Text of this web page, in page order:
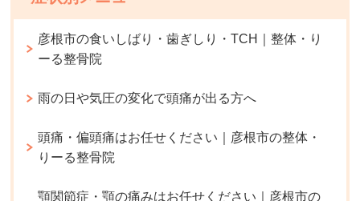
彦根市の食いしばり・歯ぎしり・TCH｜整体・り
ーる整骨院
雨の日や気圧の変化で頭痛が出る方へ
頭痛・偏頭痛はお任せください｜彦根市の整体・
りーる整骨院
顎関節症・顎の痛みはお任せください｜彦根市の